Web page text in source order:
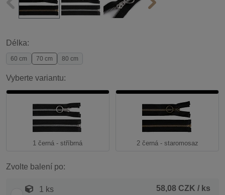
Délka:
60 cm 70 cm 80 cm
Vyberte variantu:
1 černá - stříbrná 2 černá - staromosaz
Zvolte balení po:
1 ks 58,08 CZK / ks